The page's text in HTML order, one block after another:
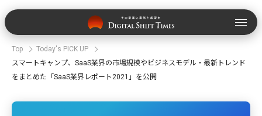
Top
Today's PICK UP
スマートキャンプ、SaaS業界の市場規模やビジネスモデル・最新トレンド
をまとめた「SaaS業界レポート2021」を公開